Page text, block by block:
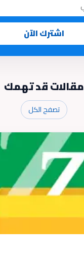
اشترك الآن
مقالات قد تهمك
تصفح الكل